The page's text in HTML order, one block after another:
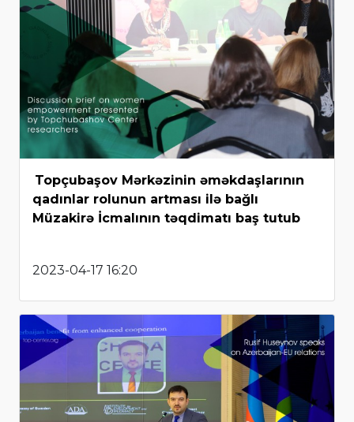
Topçubaşov Mərkəzinin əməkdaşlarının
qadınlar rolunun artması ilə bağlı
Müzakirə İcmalının təqdimatı baş tutub
2023-04-17 16:20